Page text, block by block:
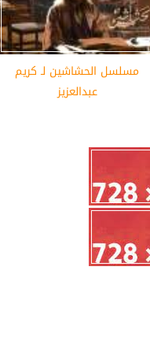
مسلسل الحشاشين لـ كريم
عبدالعزيز